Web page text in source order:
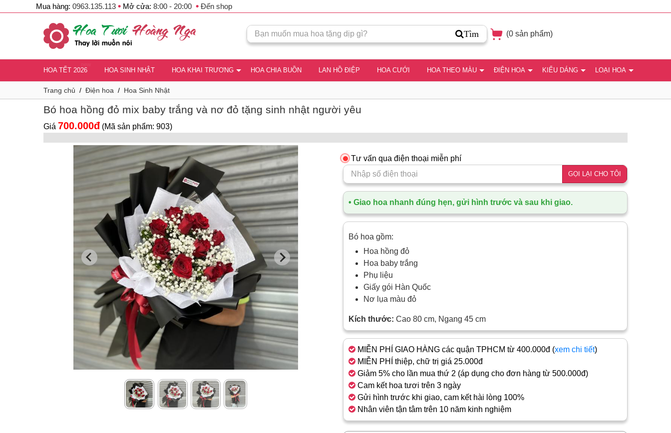
Mua hàng: 0963.135.113 • Mở cửa: 8:00 - 20:00 • Đến shop
Tìm (0 sản phẩm)
HOA TẾT 2026 HOA SINH NHẬT HOA KHAI TRƯƠNG HOA CHIA BUỒN LAN HỒ ĐIỆP HOA CƯỚI HOA THEO MÀU ĐIỆN HOA KIỂU DÁNG LOẠI HOA
Trang chủ / Điện hoa / Hoa Sinh Nhật
Bó hoa hồng đỏ mix baby trắng và nơ đỏ tặng sinh nhật người yêu
Giá 700.000đ (Mã sản phẩm: 903)
Tư vấn qua điện thoại miễn phí
GỌI LẠI CHO TÔI
• Giao hoa nhanh đúng hẹn, gửi hình trước và sau khi giao.
Bó hoa gồm:
Hoa hồng đỏ
Hoa baby trắng
Phụ liệu
Giấy gói Hàn Quốc
Nơ lụa màu đỏ
Kích thước: Cao 80 cm, Ngang 45 cm
MIỄN PHÍ GIAO HÀNG các quận TPHCM từ 400.000đ (xem chi tiết)
MIỄN PHÍ thiệp, chữ trị giá 25.000đ
Giảm 5% cho lần mua thứ 2 (áp dụng cho đơn hàng từ 500.000đ)
Cam kết hoa tươi trên 3 ngày
Gửi hình trước khi giao, cam kết hài lòng 100%
Nhân viên tận tâm trên 10 năm kinh nghiệm